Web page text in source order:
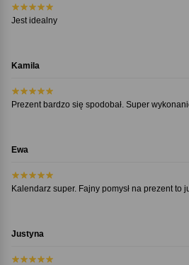
Jest idealny
Kamila
Prezent bardzo się spodobał. Super
Ewa
Kalendarz super. Fajny pomysł na prezent to
Justyna